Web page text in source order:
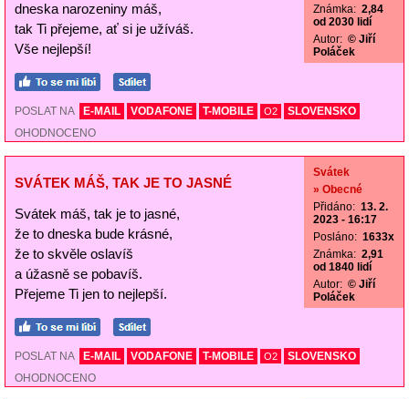
dneska narozeniny máš,
tak Ti přejeme, ať si je užíváš.
Vše nejlepší!
Známka: 2,84
od 2030 lidí
Autor: © Jiří
Poláček
POSLAT NA E-MAIL VODAFONE T-MOBILE O2
SLOVENSKO
OHODNOCENO
SVÁTEK MÁŠ, TAK JE TO JASNÉ
Svátek máš, tak je to jasné,
že to dneska bude krásné,
že to skvěle oslavíš
a úžasně se pobavíš.
Přejeme Ti jen to nejlepší.
Svátek
» Obecné
Přidáno: 13. 2.
2023 - 16:17
Posláno: 1633x
Známka: 2,91
od 1840 lidí
Autor: © Jiří
Poláček
POSLAT NA E-MAIL VODAFONE T-MOBILE O2
SLOVENSKO
OHODNOCENO